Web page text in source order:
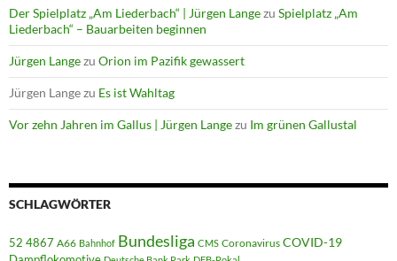
Der Spielplatz „Am Liederbach“ | Jürgen Langezu Spielplatz „Am
Liederbach“ – Bauarbeiten beginnen
Jürgen Langezu Orion im Pazifik gewassert
Jürgen Langezu Es ist Wahltag
Vor zehn Jahren im Gallus | Jürgen Langezu Im grünen Gallustal
SCHLAGWÖRTER
52 4867 A66 Bahnhof Bundesliga CMS Coronavirus COVID-19